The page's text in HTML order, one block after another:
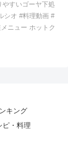
やすいゴーヤ下処
シオ #料理動画 #
ニュー ホットク
キング
ピ・料理